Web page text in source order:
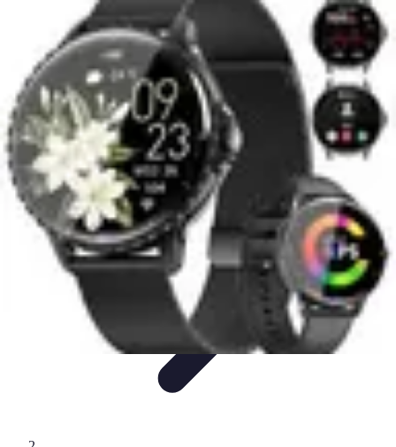
Astuces Anti Stress
Astuces NaturellesAstuces Pratiques
Méditation et
RelaxationRoutines et HabitudesTechniques de Relaxation
Astuces Anti Stress